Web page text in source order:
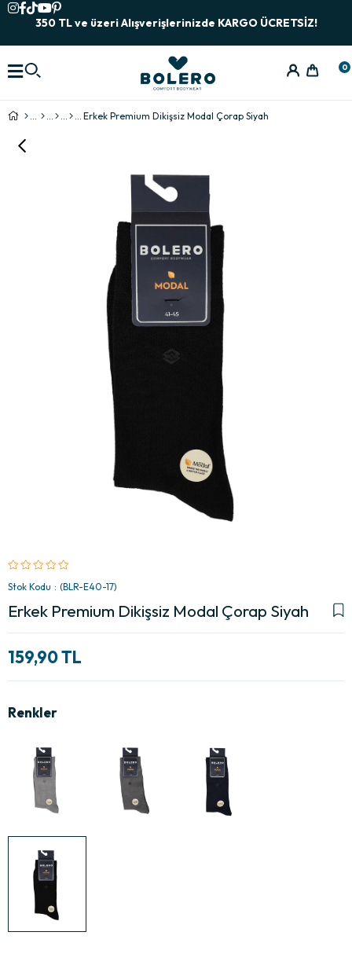
350 TL ve üzeri Alışverişlerinizde KARGO ÜCRETSİZ!
0
Erkek Premium Dikişsiz Modal Çorap Siyah
Stok Kodu (BLR-E40-17)
Erkek Premium Dikişsiz Modal Çorap Siyah
159,90 TL